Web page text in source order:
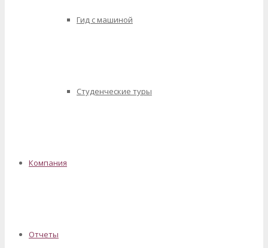
Гид с машиной
Студенческие туры
Компания
Отчеты